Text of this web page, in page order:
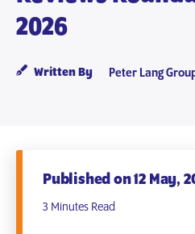
2026
Written By Peter Lang
Published on 12 May,
3 Minutes Read